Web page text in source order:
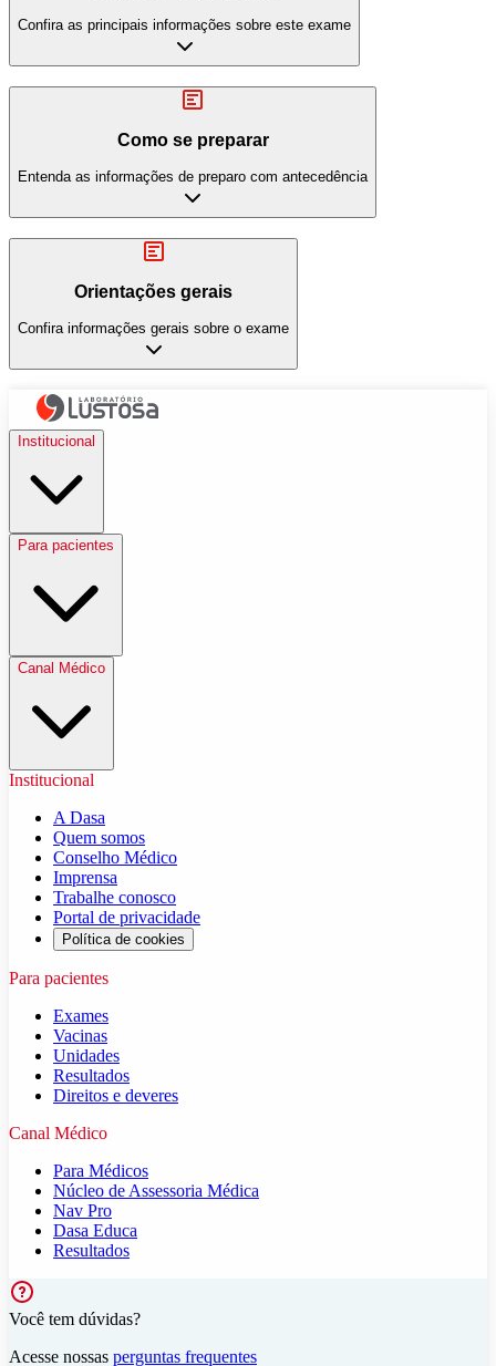
Confira as principais informações sobre este exame
Como se preparar
Entenda as informações de preparo com antecedência
Orientações gerais
Confira informações gerais sobre o exame
Institucional
Para pacientes
Canal Médico
Institucional
A Dasa
Quem somos
Conselho Médico
Imprensa
Trabalhe conosco
Portal de privacidade
Política de cookies
Para pacientes
Exames
Vacinas
Unidades
Resultados
Direitos e deveres
Canal Médico
Para Médicos
Núcleo de Assessoria Médica
Nav Pro
Dasa Educa
Resultados
Você tem dúvidas?
Acesse nossas perguntas frequentes